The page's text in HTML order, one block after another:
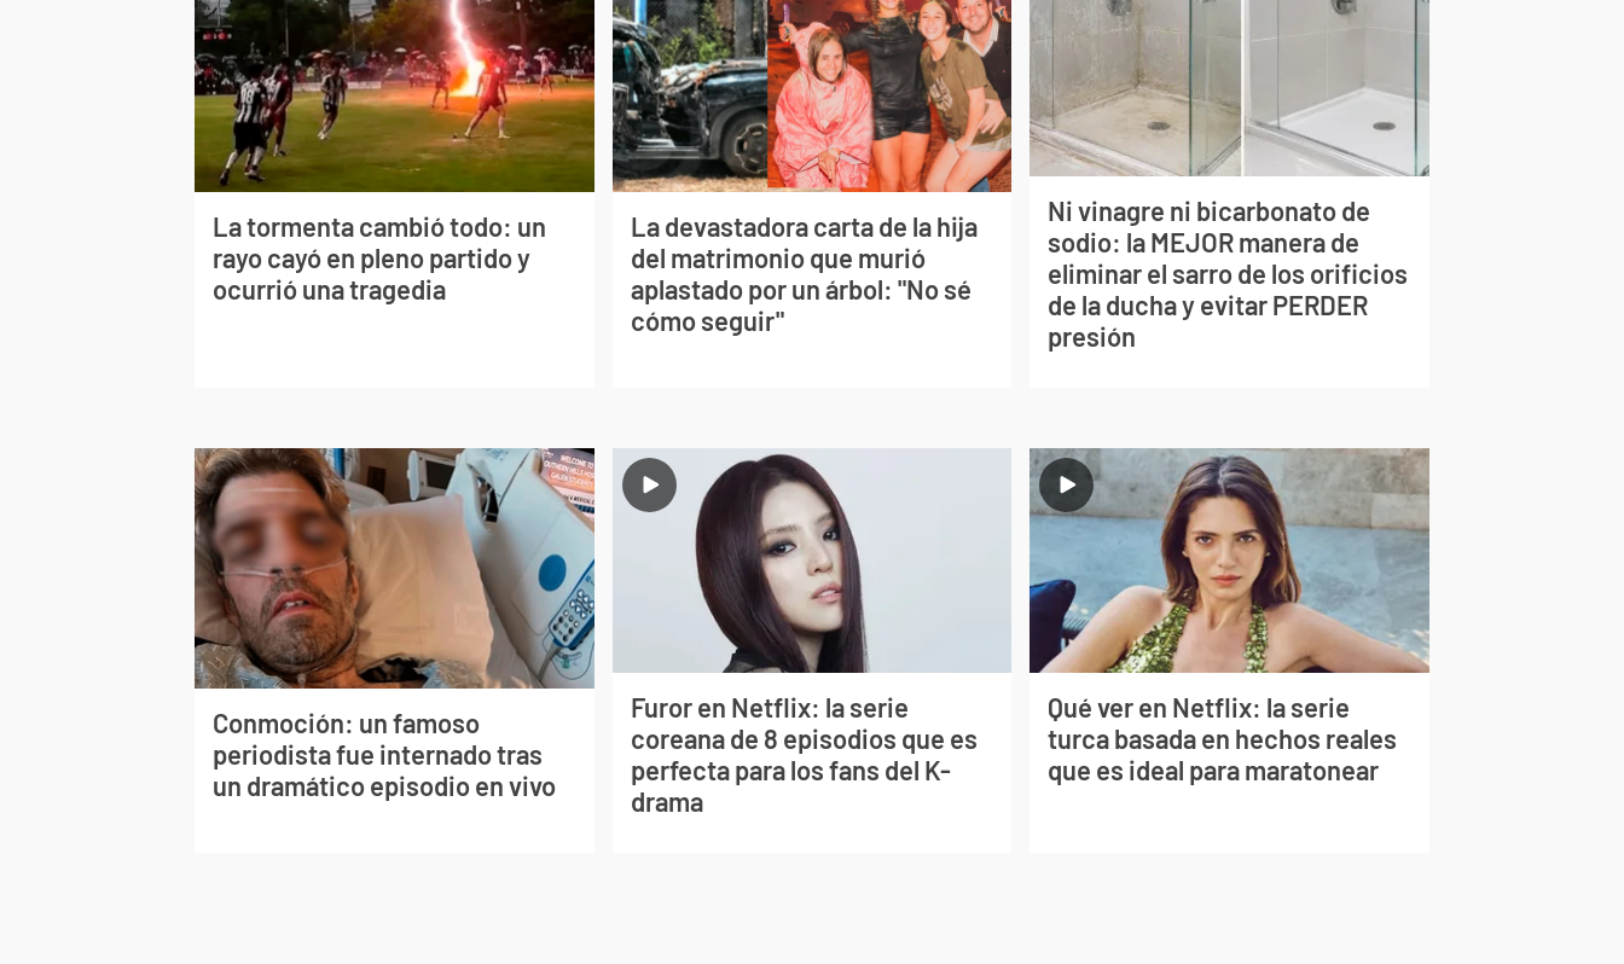
La tormenta cambió todo: un
rayo cayó en pleno partido y
ocurrió una tragedia
La devastadora carta de la hija
del matrimonio que murió
aplastado por un árbol: "No sé
cómo seguir"
Ni vinagre ni bicarbonato de
sodio: la MEJOR manera de
eliminar el sarro de los orificios
de la ducha y evitar PERDER
presión
Conmoción: un famoso
periodista fue internado tras
un dramático episodio en vivo
Furor en Netflix: la serie
coreana de 8 episodios que es
perfecta para los fans del K-
drama
Qué ver en Netflix: la serie
turca basada en hechos reales
que es ideal para maratonear